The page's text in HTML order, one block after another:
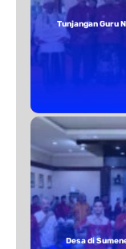
Tunjangan Guru
Desa di